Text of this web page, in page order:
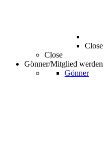
Close
Close
Gönner/Mitglied werden
Gönner